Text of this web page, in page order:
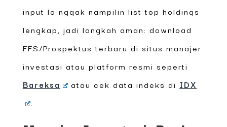
input lo nggak nampilin list top holdings
lengkap, jadi langkah aman: download
FFS/Prospektus terbaru di situs manajer
investasi atau platform resmi seperti
Bareksa
atau cek data indeks di IDX
.